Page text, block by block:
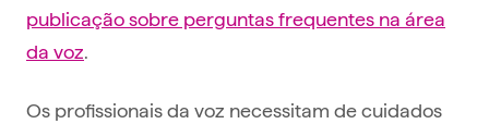
publicação sobre perguntas frequentes na área
da voz.
Os profissionais da voz necessitam de cuidados